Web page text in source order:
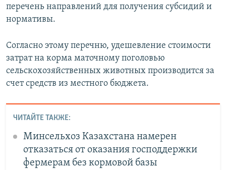
перечень направлений для получения субсидий и
нормативы.
Согласно этому перечню, удешевление стоимости
затрат на корма маточному поголовью
сельскохозяйственных животных производится за
счет средств из местного бюджета.
ЧИТАЙТЕ ТАКЖЕ:
Минсельхоз Казахстана намерен
отказаться от оказания господдержки
фермерам без кормовой базы